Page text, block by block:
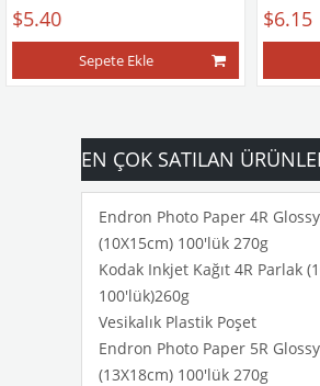
Sepete Ekle
EN ÇOK SATILAN
Endron Photo Paper 4R
(10X15cm) 100'lük 270g
Kodak Inkjet Kağıt 4R Parlak
100'lük)260g
Vesikalık Plastik Poşet
Endron Photo Paper 5R
(13X18cm) 100'lük 270g